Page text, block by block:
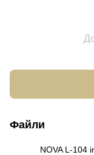
Файли
NOVA L-104